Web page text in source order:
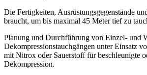
Die Fertigkeiten, Ausrüstungsgegenstände
braucht, um bis maximal 45 Meter tief zu
Planung und Durchführung von Einzel- und
Dekompressionstauchgängen unter Einsatz
mit Nitrox oder Sauerstoff für beschleunigte
Dekompression.